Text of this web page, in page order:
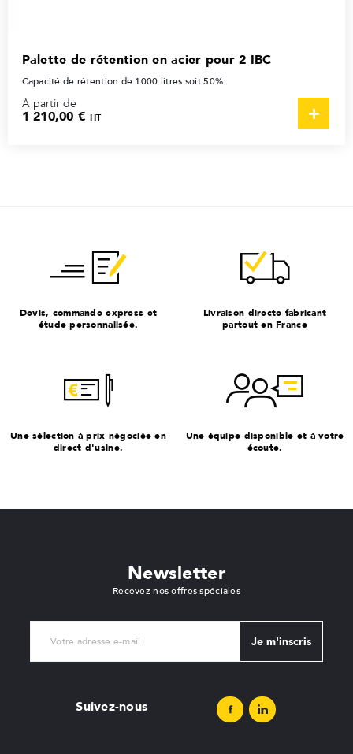
Palette de rétention en acier pour 2 IBC
Capacité de rétention de 1000 litres soit 50%
À partir de
1 210,00 € HT
Devis, commande express et
étude personnalisée.
Livraison directe fabricant
partout en France
Une sélection à prix négociée en
direct d'usine.
Une équipe disponible et à votre
écoute.
Newsletter
Recevez nos offres spéciales
Je m'inscris
Suivez-nous